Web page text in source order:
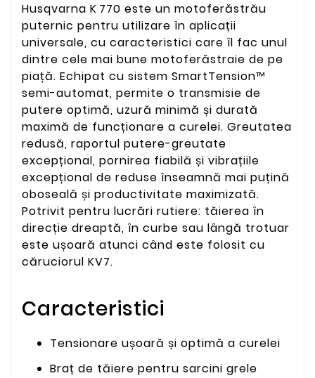
Husqvarna K 770 este un motoferăstrău
puternic pentru utilizare în aplicații
universale, cu caracteristici care îl fac unul
dintre cele mai bune motoferăstraie de pe
piață. Echipat cu sistem SmartTension™
semi-automat, permite o transmisie de
putere optimă, uzură minimă și durată
maximă de funcționare a curelei. Greutatea
redusă, raportul putere-greutate
excepțional, pornirea fiabilă și vibrațiile
excepțional de reduse înseamnă mai puțină
oboseală și productivitate maximizată.
Potrivit pentru lucrări rutiere: tăierea în
direcție dreaptă, în curbe sau lângă trotuar
este ușoară atunci când este folosit cu
căruciorul KV7.
Caracteristici
Tensionare ușoară și optimă a curelei
Braț de tăiere pentru sarcini grele